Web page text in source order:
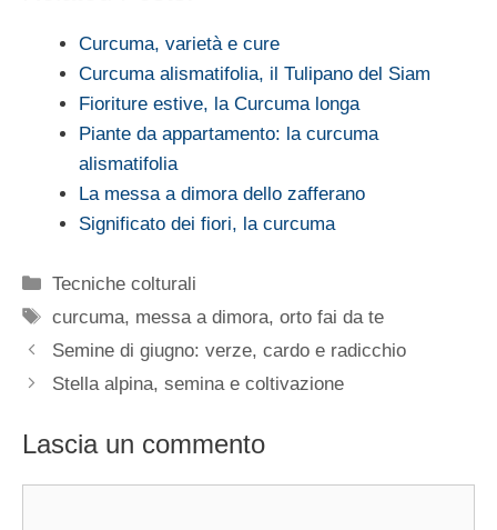
Curcuma, varietà e cure
Curcuma alismatifolia, il Tulipano del Siam
Fioriture estive, la Curcuma longa
Piante da appartamento: la curcuma
alismatifolia
La messa a dimora dello zafferano
Significato dei fiori, la curcuma
Categorie
Tecniche colturali
Tag
curcuma, messa a dimora,orto fai da te
Semine di giugno: verze, cardo e radicchio
Stella alpina, semina e coltivazione
Lascia un commento